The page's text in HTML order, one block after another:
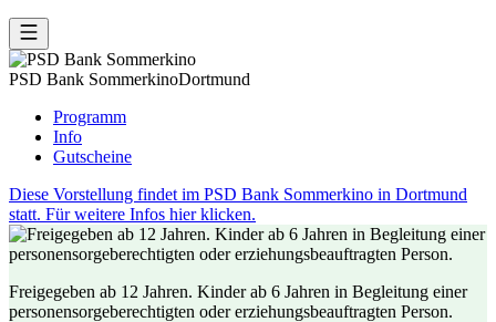
PSD Bank SommerkinoDortmund
Programm
Info
Gutscheine
Diese Vorstellung findet im PSD Bank Sommerkino in Dortmund
statt. Für weitere Infos hier klicken.
Freigegeben ab 12 Jahren. Kinder ab 6 Jahren in Begleitung einer
personensorgeberechtigten oder erziehungsbeauftragten Person.